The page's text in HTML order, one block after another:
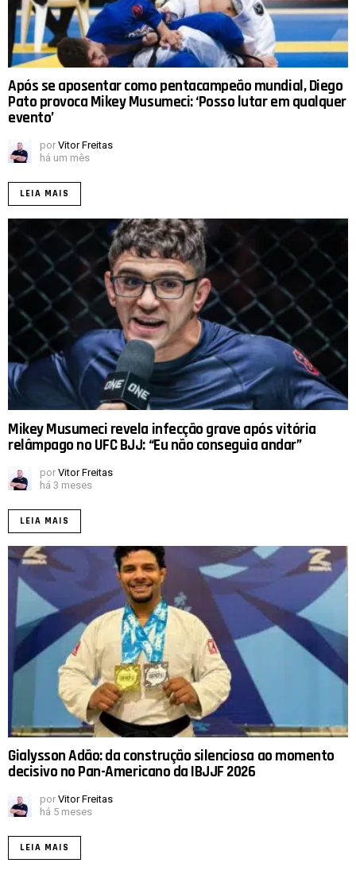
Após se aposentar como pentacampeão mundial, Diego
Pato provoca Mikey Musumeci: ‘Posso lutar em qualquer
evento’
por Vitor Freitas
há um mês
LEIA MAIS
Mikey Musumeci revela infecção grave após vitória
relâmpago no UFC BJJ: “Eu não conseguia andar”
por Vitor Freitas
há 3 meses
LEIA MAIS
Gialysson Adão: da construção silenciosa ao momento
decisivo no Pan-Americano da IBJJF 2026
por Vitor Freitas
há 5 meses
LEIA MAIS